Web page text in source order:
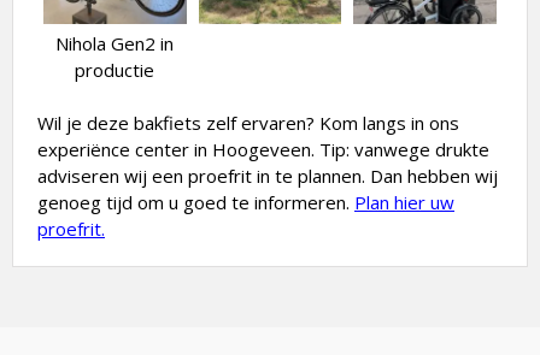
Nihola Gen2 in
productie
Wil je deze bakfiets zelf ervaren? Kom langs in ons
experiënce center in Hoogeveen. Tip: vanwege drukte
adviseren wij een proefrit in te plannen. Dan hebben wij
genoeg tijd om u goed te informeren. Plan hier uw
proefrit.